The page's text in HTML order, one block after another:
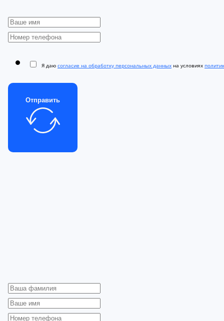
Я даю согласие на обработку персональных данных на условиях
Отправить